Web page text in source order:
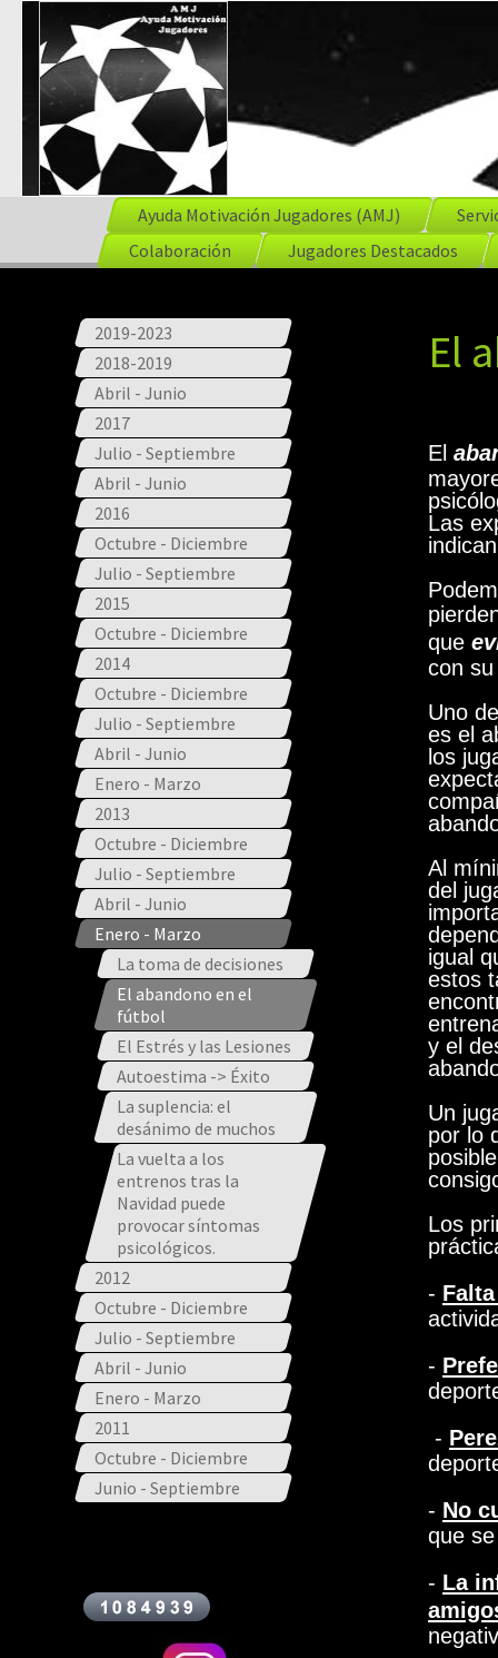
Ayuda Motivación Jugadores (AMJ)
Colaboración
Jugadores Destacados
2019-2023
2018-2019
Abril - Junio
2017
Julio - Septiembre
Abril - Junio
2016
Octubre - Diciembre
Julio - Septiembre
2015
Octubre - Diciembre
2014
Octubre - Diciembre
Julio - Septiembre
Abril - Junio
Enero - Marzo
2013
Octubre - Diciembre
Julio - Septiembre
Abril - Junio
Enero - Marzo
La toma de decisiones
El abandono en el
fútbol
El Estrés y las Lesiones
Autoestima -> Éxito
La suplencia: el
desánimo de muchos
La vuelta a los
entrenos tras la
Navidad puede
provocar síntomas
psicológicos.
2012
Octubre - Diciembre
Julio - Septiembre
Abril - Junio
Enero - Marzo
2011
Octubre - Diciembre
Junio - Septiembre
El
El
Las
que
con
Uno
es el
los
Al
del
igual
estos
y el
Un
por lo
Los
-
-
-
- No
que
- La